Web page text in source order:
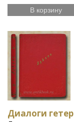
В корзину
Диалоги гетер